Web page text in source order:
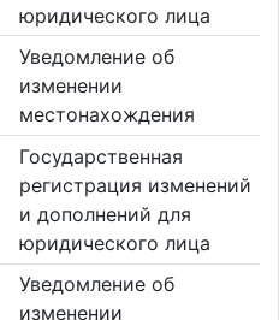
юридического лица
Уведомление об
изменении
местонахождения
Государственная
регистрация изменений
и дополнений для
юридического лица
Уведомление об
изменении